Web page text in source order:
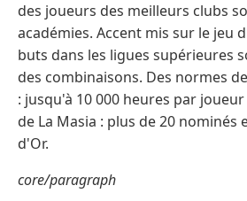
des joueurs des meilleurs clubs
académies. Accent mis sur le jeu
buts dans les ligues supérieures
des combinaisons. Des normes
: jusqu'à 10 000 heures par
de La Masia : plus de 20 nominés
d'Or.
core/paragraph